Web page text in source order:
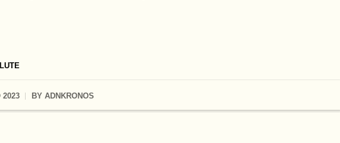
2023 BY ADNKRONOS